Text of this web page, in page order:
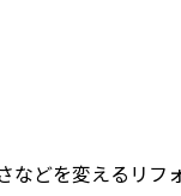
どを変えるリ